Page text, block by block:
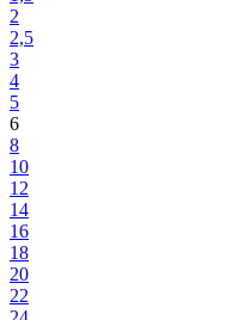
2
2,5
3
4
5
6
8
10
12
14
16
18
20
22